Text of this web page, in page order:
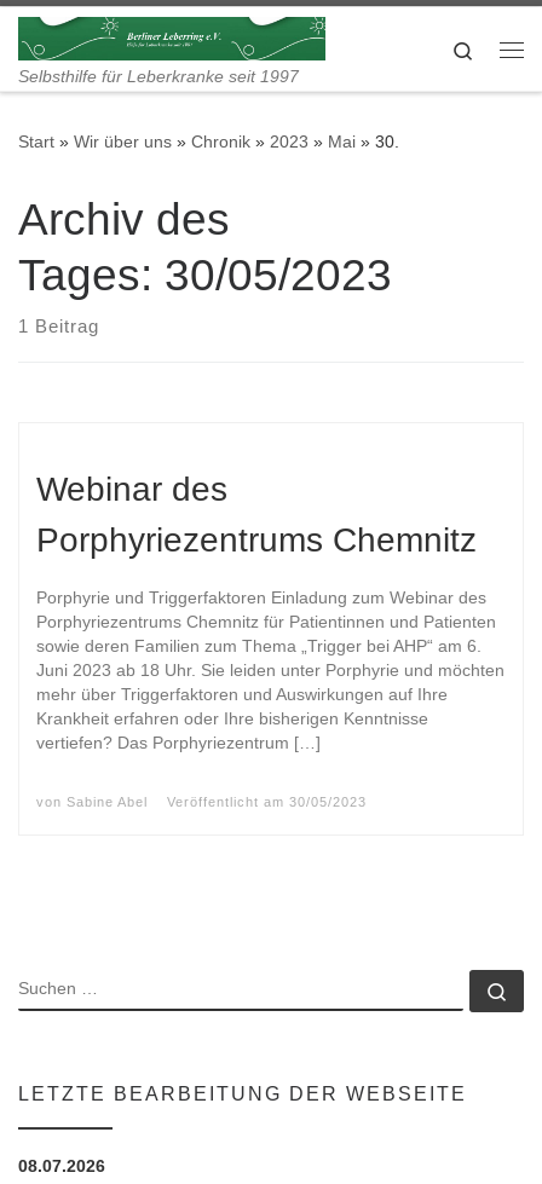
Zum Inhalt springen
Selbsthilfe für Leberkranke seit 1997
Search
Start » Wir über uns » Chronik » 2023 » Mai » 30.
Archiv des
Tages: 30/05/2023
1 Beitrag
Webinar des
Porphyriezentrums Chemnitz
Porphyrie und Triggerfaktoren Einladung zum Webinar des
Porphyriezentrums Chemnitz für Patientinnen und Patienten
sowie deren Familien zum Thema „Trigger bei AHP“ am 6.
Juni 2023 ab 18 Uhr. Sie leiden unter Porphyrie und möchten
mehr über Triggerfaktoren und Auswirkungen auf Ihre
Krankheit erfahren oder Ihre bisherigen Kenntnisse
vertiefen? Das Porphyriezentrum […]
von Sabine Abel Veröffentlicht am 30/05/2023
SUCHE
LETZTE BEARBEITUNG DER WEBSEITE
08.07.2026